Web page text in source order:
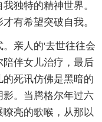
独特的精神世界。
有希望突破自我。
亲人的'去世往往会
伴女儿治疗，最后
死讯仿佛是黑暗的
。当腾格尔年过六
亮的歌喉，从那以